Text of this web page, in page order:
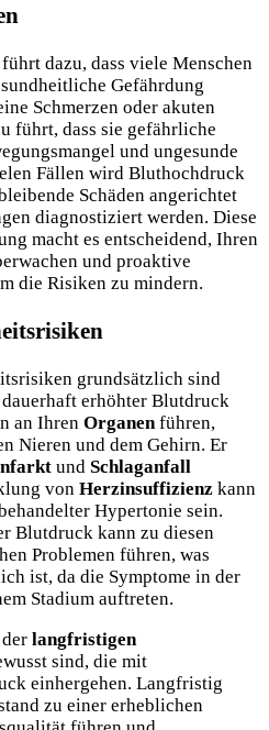
dazu, dass viele Menschen
Gefährdung
Schmerzen oder akuten
führt, dass sie gefährliche
und ungesunde
Fällen wird Bluthochdruck
Schäden angerichtet
diagnostiziert werden. Diese
macht es entscheidend, Ihren
und proaktive
die Risiken zu mindern.
grundsätzlich sind
erhöhter Blutdruck
an Ihren Organen führen,
Nieren und dem Gehirn. Er
und Schlaganfall
von Herzinsuffizienz kann
Hypertonie sein.
Blutdruck kann zu diesen
Problemen führen, was
ist, da die Symptome in der
Stadium auftreten.
langfristigen
sind, die mit
einhergehen. Langfristig
zu einer erheblichen